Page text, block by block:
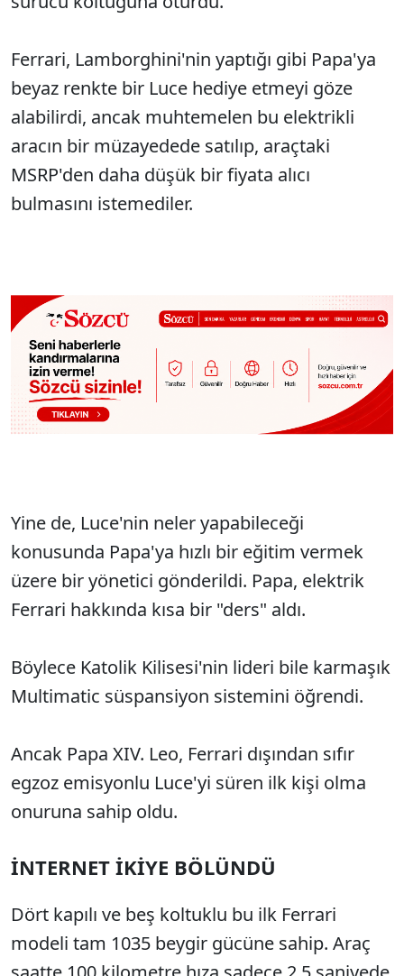
Ferrari, Lamborghini'nin yaptığı gibi Papa'ya
beyaz renkte bir Luce hediye etmeyi göze
alabilirdi, ancak muhtemelen bu elektrikli
aracın bir müzayedede satılıp, araçtaki
MSRP'den daha düşük bir fiyata alıcı
bulmasını istemediler.
Yine de, Luce'nin neler yapabileceği
konusunda Papa'ya hızlı bir eğitim vermek
üzere bir yönetici gönderildi. Papa, elektrik
Ferrari hakkında kısa bir "ders" aldı.
Böylece Katolik Kilisesi'nin lideri bile karmaşık
Multimatic süspansiyon sistemini öğrendi.
Ancak Papa XIV. Leo, Ferrari dışından sıfır
egzoz emisyonlu Luce'yi süren ilk kişi olma
onuruna sahip oldu.
İNTERNET İKİYE BÖLÜNDÜ
Dört kapılı ve beş koltuklu bu ilk Ferrari
modeli tam 1035 beygir gücüne sahip. Araç